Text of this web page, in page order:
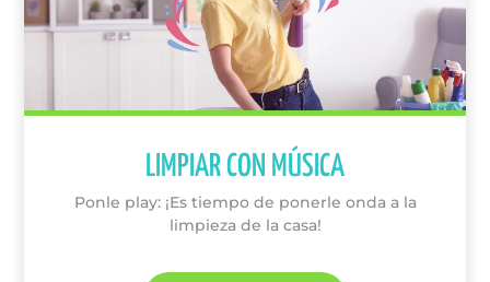
LIMPIAR CON MÚSICA
Ponle play: ¡Es tiempo de ponerle onda a la
limpieza de la casa!